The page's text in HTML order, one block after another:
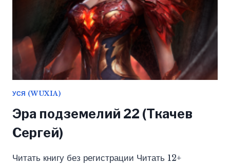
УСЯ (WUXIA)
Эра подземелий 22 (Ткачев
Сергей)
Читать книгу без регистрации Читать 12+